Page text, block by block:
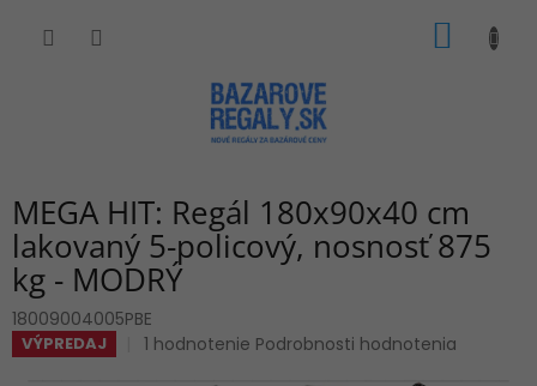
MEGA HIT: Regál 180x90x40 cm
lakovaný 5-policový, nosnosť 875
kg - MODRÝ
18009004005PBE
VÝPREDAJ
Priemerné
1 hodnotenie Podrobnosti hodnotenia